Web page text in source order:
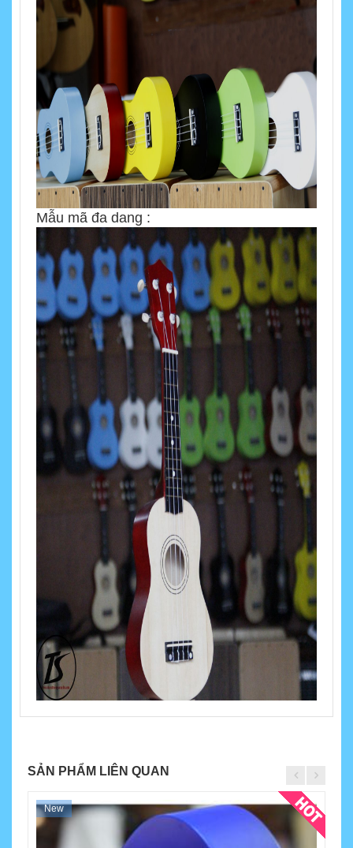
Mẫu mã đa dang :
SẢN PHẨM LIÊN QUAN
New